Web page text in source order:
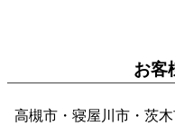
お客
高槻市・寝屋川市・茨